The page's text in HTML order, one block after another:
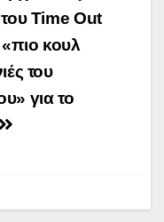
του Time Out
«πιο κουλ
του
για το